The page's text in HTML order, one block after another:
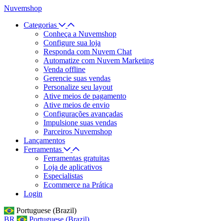
Nuvemshop
Categorias
Conheça a Nuvemshop
Configure sua loja
Responda com Nuvem Chat
Automatize com Nuvem Marketing
Venda offline
Gerencie suas vendas
Personalize seu layout
Ative meios de pagamento
Ative meios de envio
Configurações avançadas
Impulsione suas vendas
Parceiros Nuvemshop
Lançamentos
Ferramentas
Ferramentas gratuitas
Loja de aplicativos
Especialistas
Ecommerce na Prática
Login
Portuguese (Brazil)
BR
Portuguese (Brazil)